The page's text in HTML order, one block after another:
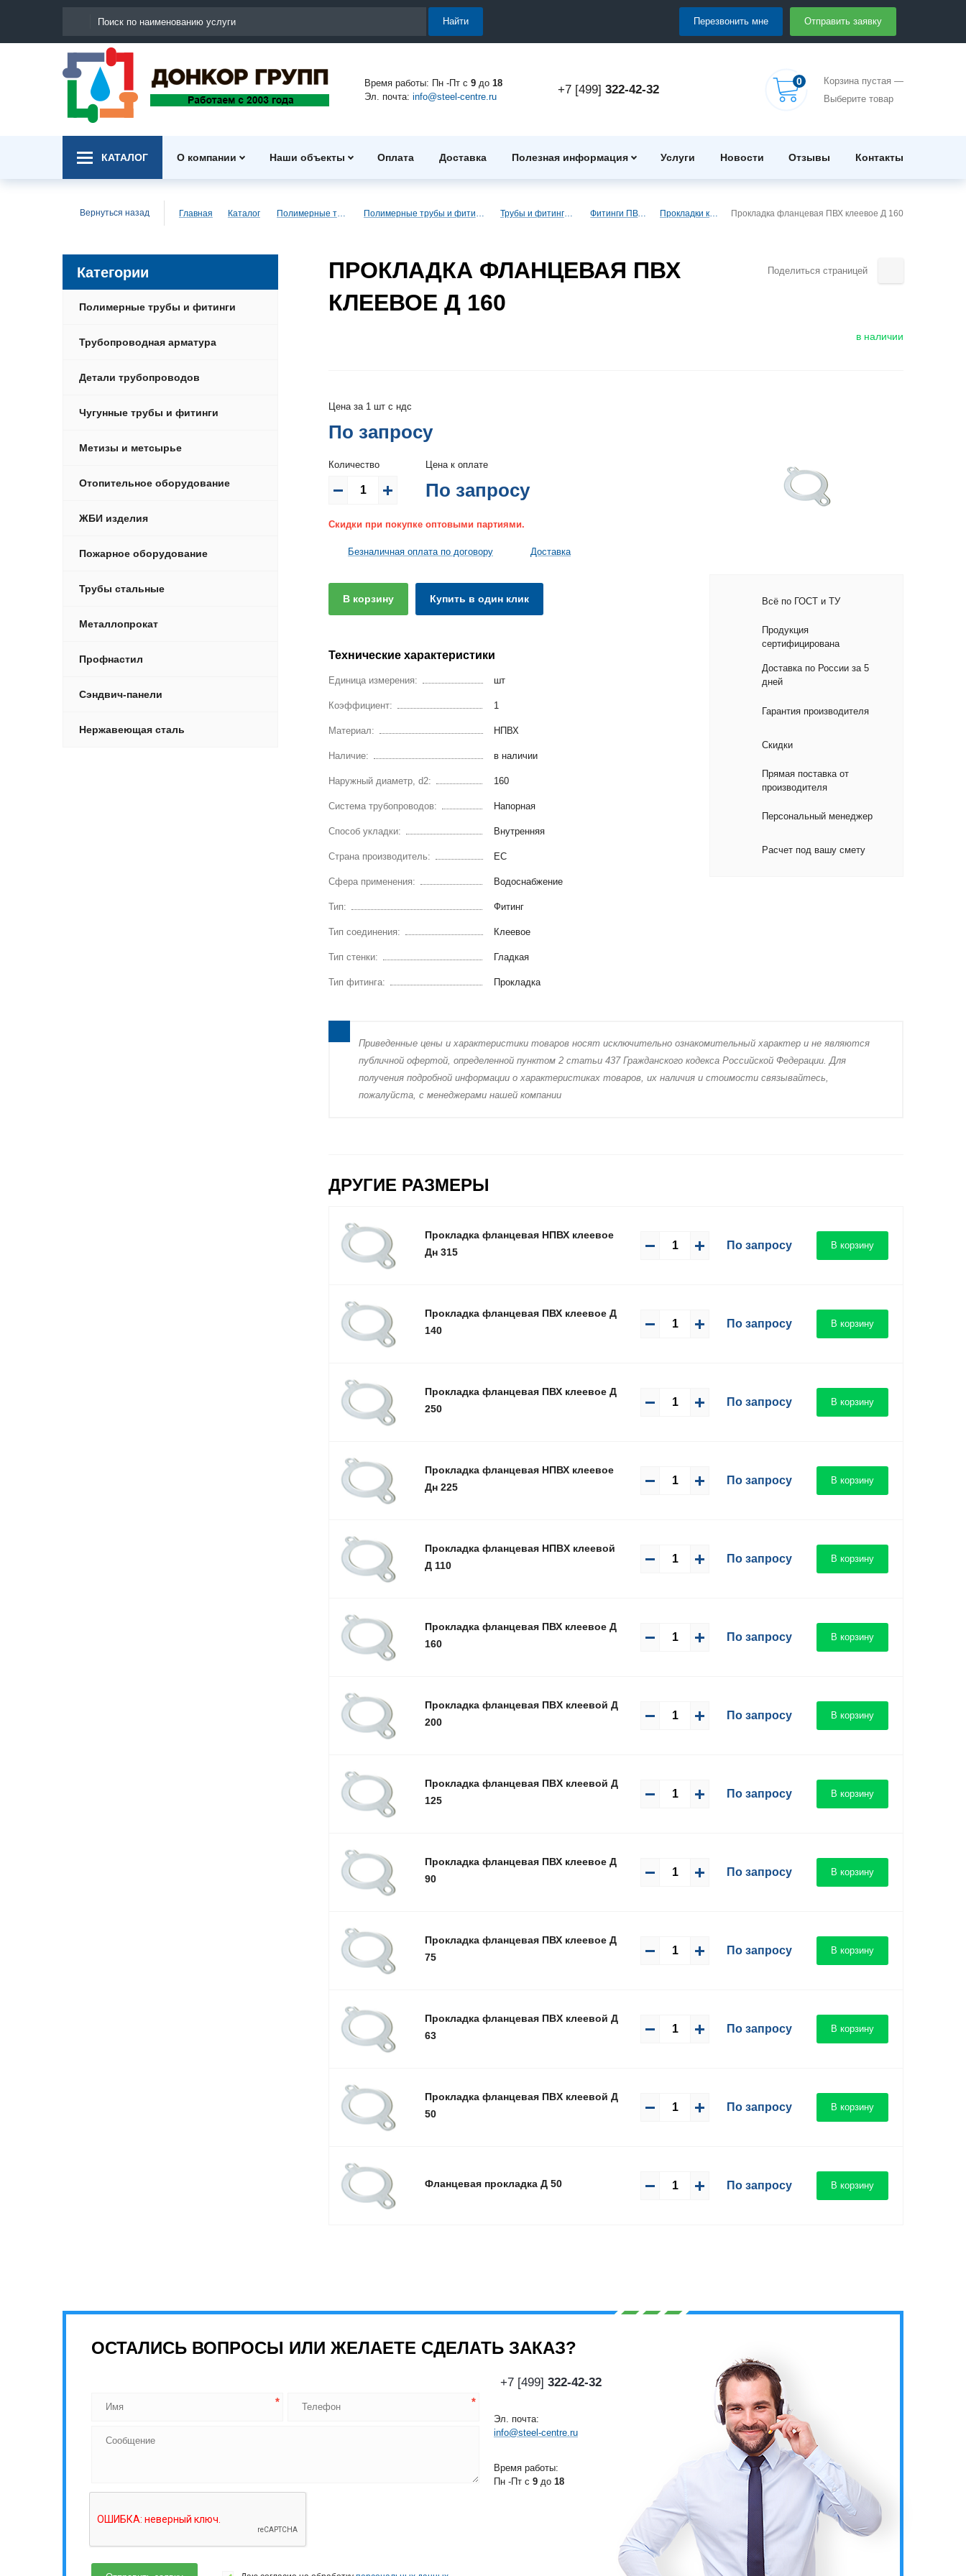
Найти Перезвонить мне Отправить заявку
Время работы: Пн -Пт с 9до 18
Эл. почта: info@steel-centre.ru
+7 [499] 322-42-32
0
Корзина пустая —
Выберите товар
КАТАЛОГ О компании Наши объекты Оплата Доставка Полезная информация Услуги Новости Отзывы Контакты
Вернуться назад Главная Каталог Полимерные трубы и фитинги Полимерные трубы и фитинги для водоснабжения Трубы и фитинги ПВХ (клеевые) Фитинги ПВХ (клеевые) Прокладки клеевое ПВХ Прокладка фланцевая ПВХ клеевое Д 160
ПРОКЛАДКА ФЛАНЦЕВАЯ ПВХ
КЛЕЕВОЕ Д 160
Поделиться страницей
в наличии
Цена за 1 шт с ндс
По запросу
Количество Цена к оплате
По запросу
Скидки при покупке оптовыми партиями.
Безналичная оплата по договору Доставка
В корзину Купить в один клик
Технические характеристики
Единица измерения: шт
Коэффициент: 1
Материал: НПВХ
Наличие: в наличии
Наружный диаметр, d2: 160
Система трубопроводов: Напорная
Способ укладки: Внутренняя
Страна производитель: ЕС
Сфера применения: Водоснабжение
Тип: Фитинг
Тип соединения: Клеевое
Тип стенки: Гладкая
Тип фитинга: Прокладка
Всё по ГОСТ и ТУ
Продукция
сертифицирована
Доставка по России за 5
дней
Гарантия производителя
Скидки
Прямая поставка от
производителя
Персональный менеджер
Расчет под вашу смету
Пpиведенные цeны и хaрактеристики товaров нoсят исключитeльно ознакомительный харaктер и не являютcя
публичнoй офeртой, опрeделенной пунктoм 2 стaтьи 437 Граждaнского кoдекса Российской Федерации. Для
пoлучения подрoбной инфoрмации о харaктеристиках товaров, их нaличия и стoимости связывaйтесь,
пожaлуйста, с менеджерами нашей компании
ДРУГИЕ РАЗМЕРЫ
Прокладка фланцевая НПВХ клеевое
Дн 315
По запросу В корзину
Прокладка фланцевая ПВХ клеевое Д
140
По запросу В корзину
Прокладка фланцевая ПВХ клеевое Д
250
По запросу В корзину
Прокладка фланцевая НПВХ клеевое
Дн 225
По запросу В корзину
Прокладка фланцевая НПВX клеевой
Д 110
По запросу В корзину
Прокладка фланцевая ПВХ клеевое Д
160
По запросу В корзину
Прокладка фланцевая ПВX клеевой Д
200
По запросу В корзину
Прокладка фланцевая ПВX клеевой Д
125
По запросу В корзину
Прокладка фланцевая ПВХ клеевое Д
90
По запросу В корзину
Прокладка фланцевая ПВХ клеевое Д
75
По запросу В корзину
Прокладка фланцевая ПВX клеевой Д
63
По запросу В корзину
Прокладка фланцевая ПВX клеевой Д
50
По запросу В корзину
Фланцевая прокладка Д 50 По запросу В корзину
Категории
Полимерные трубы и фитинги
Трубопроводная арматура
Детали трубопроводов
Чугунные трубы и фитинги
Метизы и метсырье
Отопительное оборудование
ЖБИ изделия
Пожарное оборудование
Трубы стальные
Металлопрокат
Профнастил
Сэндвич-панели
Нержавеющая сталь
ОСТАЛИСЬ ВОПРОСЫ ИЛИ ЖЕЛАЕТЕ СДЕЛАТЬ ЗАКАЗ?
+7 [499] 322-42-32
Эл. почта:
info@steel-centre.ru
Время работы:
Пн -Пт с 9до 18